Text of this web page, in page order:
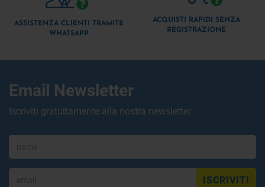
ASSISTENZA CLIENTI TRAMITE
WHATSAPP
ACQUISTI RAPIDI SENZA
REGISTRAZIONE
Email Newsletter
Iscriviti gratuitamente alla nostra newsletter
ISCRIVITI